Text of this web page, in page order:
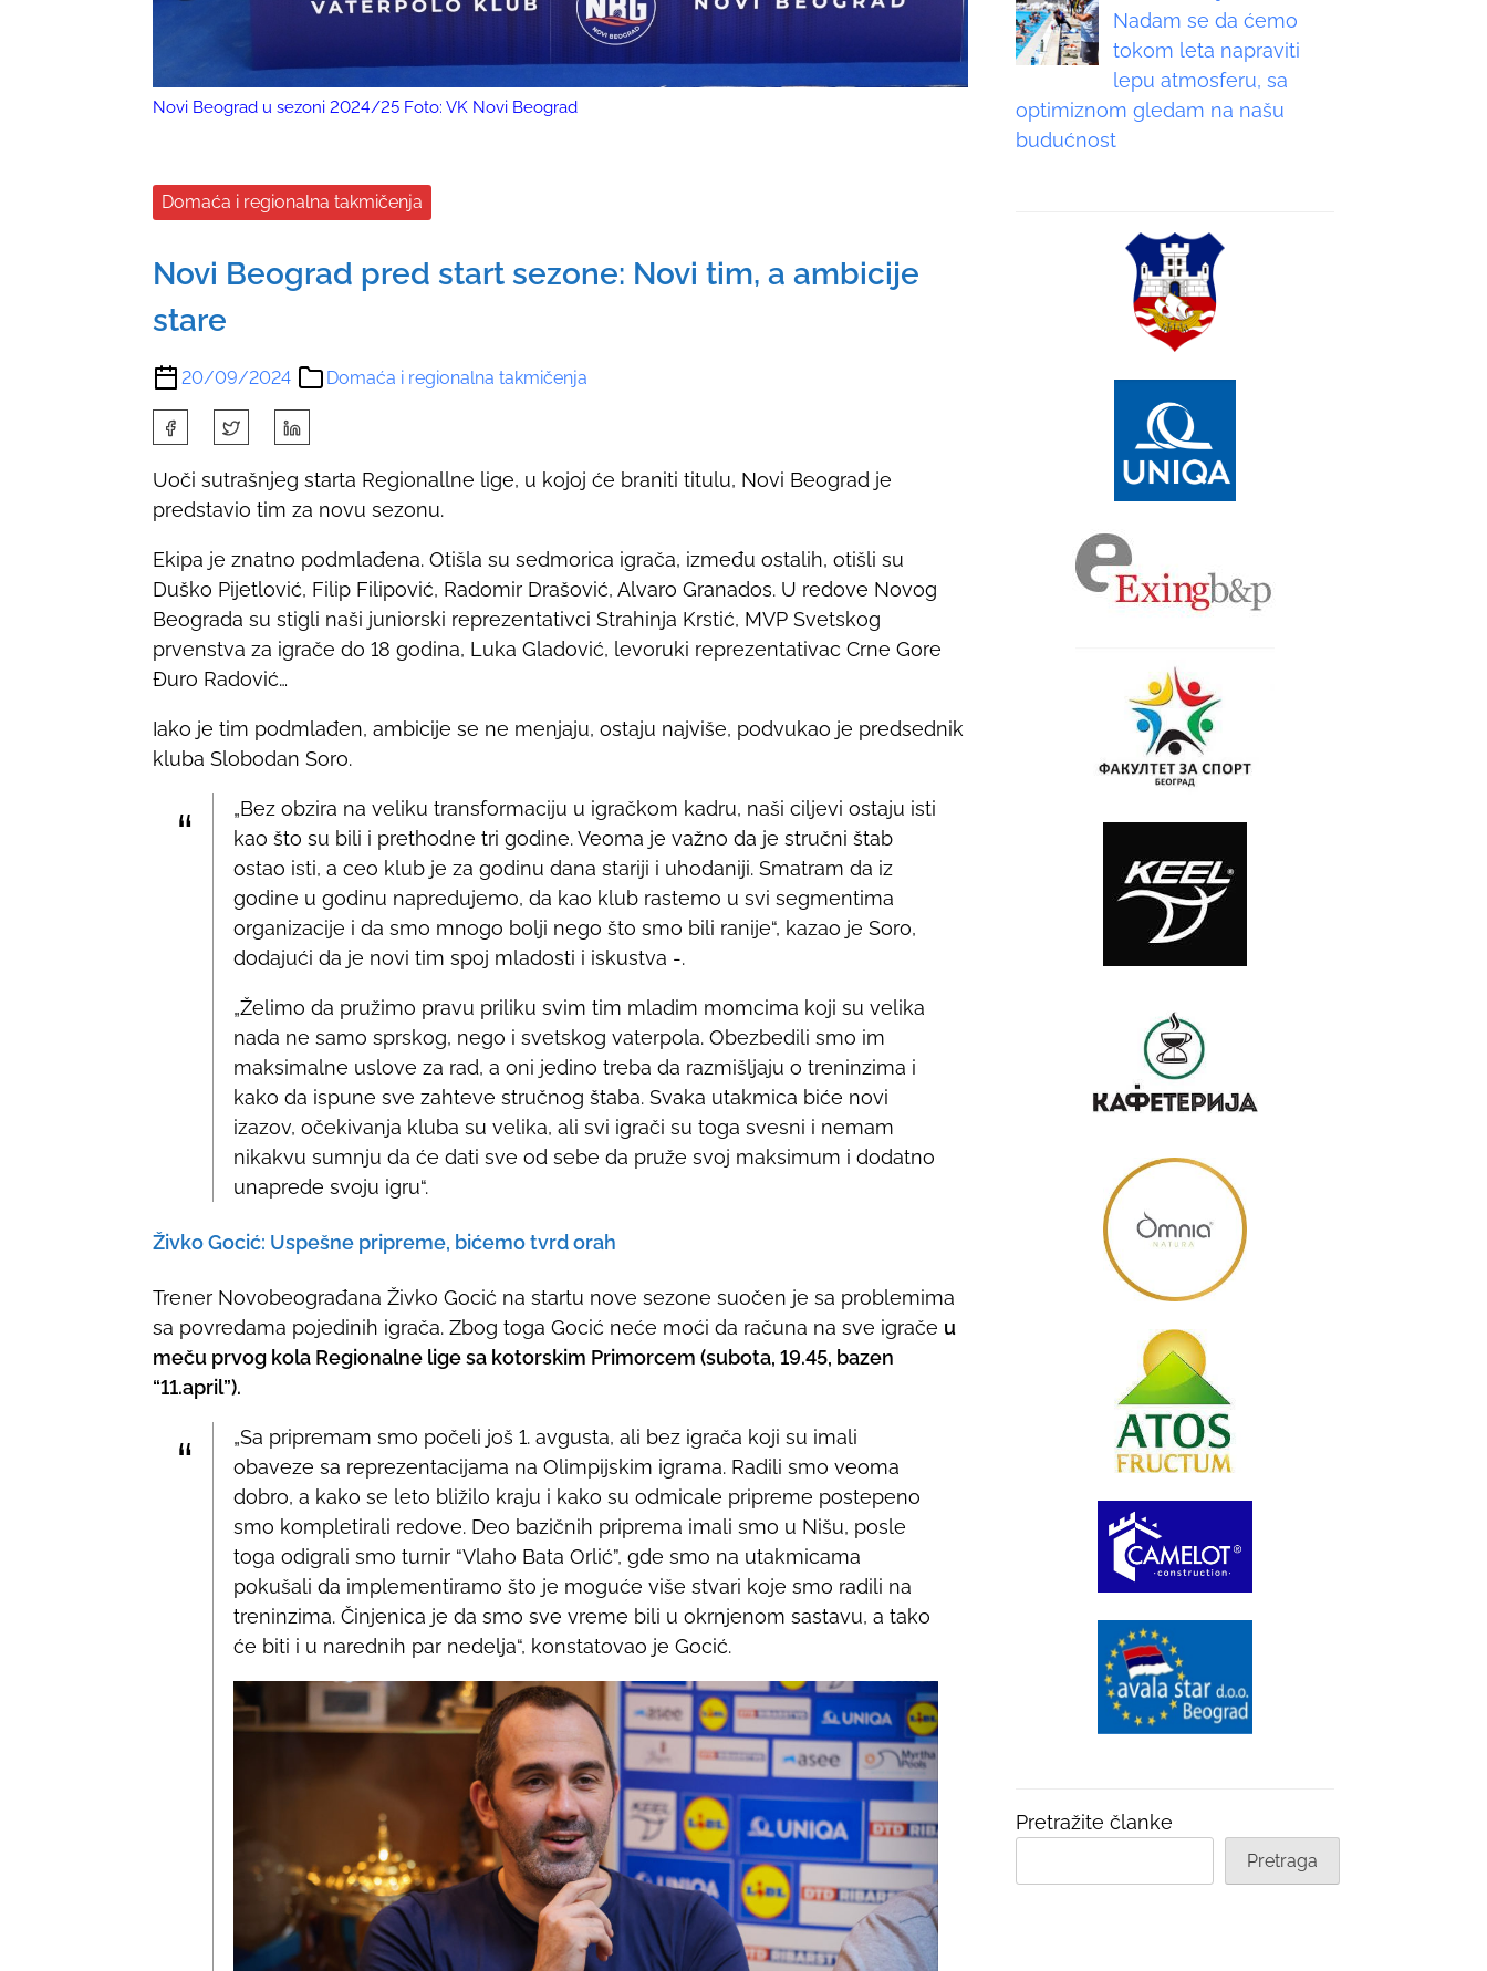
Novi Beograd u sezoni 2024/25 Foto: VK Novi Beograd
Domaća i regionalna takmičenja
Novi Beograd pred start sezone: Novi tim, a ambicije
stare
20/09/2024 Domaća i regionalna takmičenja
a
r
t
h
i
s
p
o
s
Uoči sutrašnjeg starta Regionallne lige, u kojoj će braniti titulu, Novi Beograd je
predstavio tim za novu sezonu.
Ekipa je znatno podmlađena. Otišla su sedmorica igrača, između ostalih, otišli su
Duško Pijetlović, Filip Filipović, Radomir Drašović, Alvaro Granados. U redove Novog
Beograda su stigli naši juniorski reprezentativci Strahinja Krstić, MVP Svetskog
prvenstva za igrače do 18 godina, Luka Gladović, levoruki reprezentativac Crne Gore
Đuro Radović…
Iako je tim podmlađen, ambicije se ne menjaju, ostaju najviše, podvukao je predsednik
kluba Slobodan Soro.
„Bez obzira na veliku transformaciju u igračkom kadru, naši ciljevi ostaju isti
kao što su bili i prethodne tri godine. Veoma je važno da je stručni štab
ostao isti, a ceo klub je za godinu dana stariji i uhodaniji. Smatram da iz
godine u godinu napredujemo, da kao klub rastemo u svi segmentima
organizacije i da smo mnogo bolji nego što smo bili ranije“, kazao je Soro,
dodajući da je novi tim spoj mladosti i iskustva -.
„Želimo da pružimo pravu priliku svim tim mladim momcima koji su velika
nada ne samo sprskog, nego i svetskog vaterpola. Obezbedili smo im
maksimalne uslove za rad, a oni jedino treba da razmišljaju o treninzima i
kako da ispune sve zahteve stručnog štaba. Svaka utakmica biće novi
izazov, očekivanja kluba su velika, ali svi igrači su toga svesni i nemam
nikakvu sumnju da će dati sve od sebe da pruže svoj maksimum i dodatno
unaprede svoju igru“.
Živko Gocić: Uspešne pripreme, bićemo tvrd orah
Trener Novobeograđana Živko Gocić na startu nove sezone suočen je sa problemima
sa povredama pojedinih igrača. Zbog toga Gocić neće moći da računa na sve igrače u
meču prvog kola Regionalne lige sa kotorskim Primorcem (subota, 19.45, bazen
“11.april”).
„Sa pripremam smo počeli još 1. avgusta, ali bez igrača koji su imali
obaveze sa reprezentacijama na Olimpijskim igrama. Radili smo veoma
dobro, a kako se leto bližilo kraju i kako su odmicale pripreme postepeno
smo kompletirali redove. Deo bazičnih priprema imali smo u Nišu, posle
toga odigrali smo turnir “Vlaho Bata Orlić”, gde smo na utakmicama
pokušali da implementiramo što je moguće više stvari koje smo radili na
treninzima. Činjenica je da smo sve vreme bili u okrnjenom sastavu, a tako
će biti i u narednih par nedelja“, konstatovao je Gocić.
Nadam se da ćemo
tokom leta napraviti
lepu atmosferu, sa
optimiznom gledam na našu
budućnost
Pretražite članke
Pretraga